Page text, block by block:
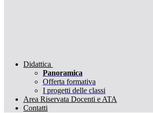
Didattica
Panoramica
Offerta formativa
I progetti delle classi
Area Riservata Docenti e ATA
Contatti